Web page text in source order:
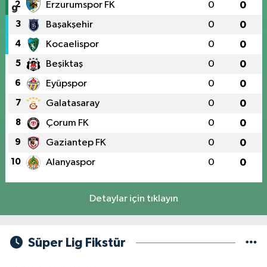
2 Erzurumspor FK 0 0
3 Başakşehir 0 0
4 Kocaelispor 0 0
5 Beşiktaş 0 0
6 Eyüpspor 0 0
7 Galatasaray 0 0
8 Çorum FK 0 0
9 Gaziantep FK 0 0
10 Alanyaspor 0 0
Detaylar için tıklayın
Süper Lig Fikstür